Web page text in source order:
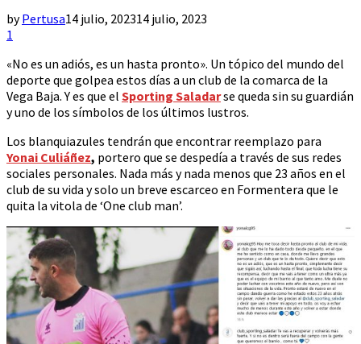
byPertusa14 julio, 202314 julio, 2023
1
«No es un adiós, es un hasta pronto». Un tópico del mundo del
deporte que golpea estos días a un club de la comarca de la
Vega Baja. Y es que el Sporting Saladarse queda sin su guardián
y uno de los símbolos de los últimos lustros.
Los blanquiazules tendrán que encontrar reemplazo para
Yonai Culiáñez, portero que se despedía a través de sus redes
sociales personales. Nada más y nada menos que 23 años en el
club de su vida y solo un breve escarceo en Formentera que le
quita la vitola de ‘One club man’.